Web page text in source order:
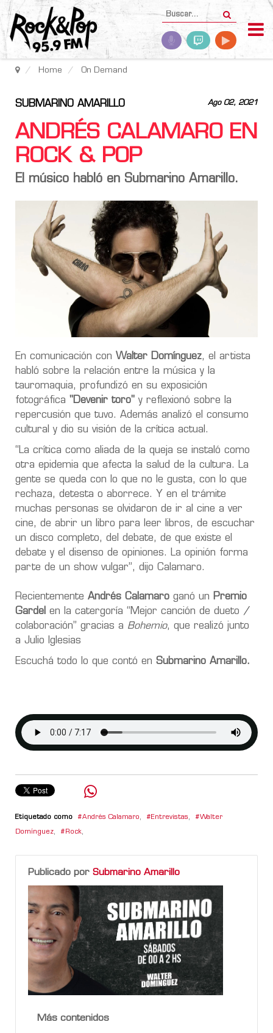
Home On Demand
Ago 02, 2021
SUBMARINO AMARILLO
ANDRÉS CALAMARO EN
ROCK & POP
El músico habló en Submarino Amarillo.
En comunicación con Walter Domínguez, el artista
habló sobre la relación entre la música y la
tauromaquia, profundizó en su exposición
fotográfica "Devenir toro" y reflexionó sobre la
repercusión que tuvo. Además analizó el consumo
cultural y dio su visión de la crítica actual.
“La crítica como aliada de la queja se instaló como
otra epidemia que afecta la salud de la cultura. La
gente se queda con lo que no le gusta, con lo que
rechaza, detesta o aborrece. Y en el trámite
muchas personas se olvidaron de ir al cine a ver
cine, de abrir un libro para leer libros, de escuchar
un disco completo, del debate, de que existe el
debate y el disenso de opiniones. La opinión forma
parte de un show vulgar”, dijo Calamaro.
Recientemente Andrés Calamaro ganó un Premio
Gardel en la catergoría “Mejor canción de dueto /
colaboración” gracias a Bohemio, que realizó junto
a Julio Iglesias
Escuchá todo lo que contó en Submarino Amarillo.
Etiquetado como Andrés Calamaro, Entrevistas, Walter
Domínguez, Rock,
Publicado por Submarino Amarillo
Más contenidos